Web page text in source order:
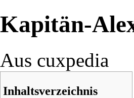
Kapitän-
Aus cuxpedia
Inhaltsverzeichnis